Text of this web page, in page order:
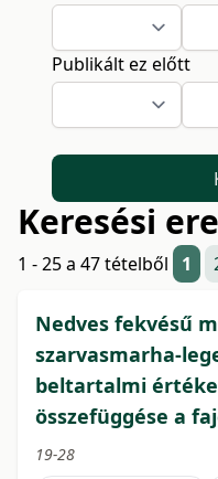
Publikált ez előtt
Keresési
1 - 25 a 47 tételből 1
Nedves fekvésű
szarvasmarha-
beltartalmi
összefüggése a
19-28